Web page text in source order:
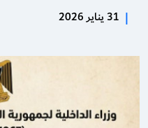
| 31 يناير 2026